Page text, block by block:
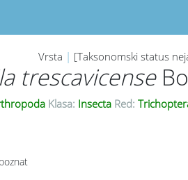
Vrsta | [Taksonomski status
trescavicense
Klasa: Insecta Red: